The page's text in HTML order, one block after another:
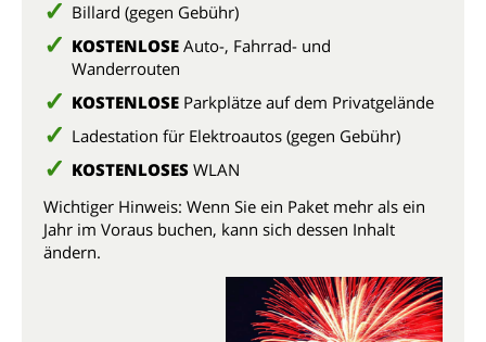
Billard (gegen Gebühr)
KOSTENLOSE Auto-, Fahrrad- und
Wanderrouten
KOSTENLOSE Parkplätze auf dem Privatgelände
Ladestation für Elektroautos (gegen Gebühr)
KOSTENLOSES WLAN
Wichtiger Hinweis: Wenn Sie ein Paket mehr als ein
Jahr im Voraus buchen, kann sich dessen Inhalt
ändern.